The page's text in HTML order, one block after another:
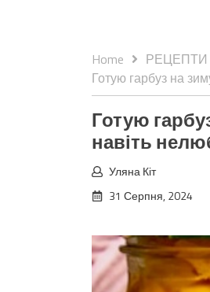
Home
РЕЦЕПТИ
Готую гарбуз на
Готую
навіть
Уляна Кіт
31 Серпня, 2024